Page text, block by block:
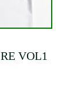
VOL1